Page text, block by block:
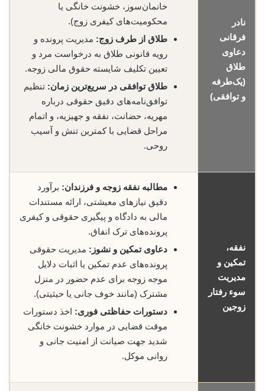
نادر
فرقانی
دعاوی
طلاق
(یک‌طرفه
و توافقی)
خانمان‌سوز، خشونت خانگی یا
محکومیت‌های کیفری زوج).
طلاق از طرف زوج: مدیریت پرونده و
رویه قانونی طلاق به درخواست مرد و
تعیین تکلیف شایسته حقوق مالی زوجه.
طلاق توافقی در سریع‌ترین زمان: تنظیم
توافق‌نامه‌های دقیق حقوقی درباره
مهریه، حضانت، نفقه و جهیزیه، و اتمام
مراحل قضایی با کمترین تنش و آسیب
روحی.
نفقه،
تمکین و
مدیریت
سوء رفتار
زوجین
مطالبه نفقه زوجه و فرزندان: برآورد
دقیق نیازهای معیشتی، ارائه مستندات
مالی به دادگاه و پیگیری حقوقی و کیفری
پرونده‌های ترک انفاق.
دعاوی تمکین و نشوز: مدیریت حقوقی
پرونده‌های عدم تمکین یا اثبات دلایل
موجه زوجه برای عدم حضور در منزل
مشترک (مانند خوف جانی یا حیثیتی).
دستورات حفاظتی فوری: اخذ دستورات
موقت قضایی در موارد خشونت خانگی
شدید جهت صیانت از امنیت جانی و
روانی موکل.